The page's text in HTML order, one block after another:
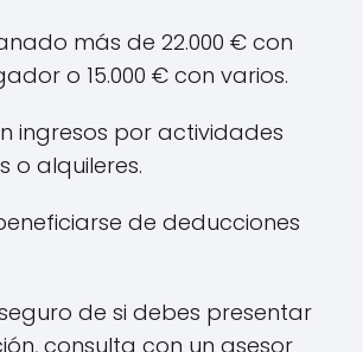
más de 22.000 € con
o 15.000 € con varios.
ingresos por actividades
o alquileres.
de deducciones
de si debes presentar
consulta con un asesor